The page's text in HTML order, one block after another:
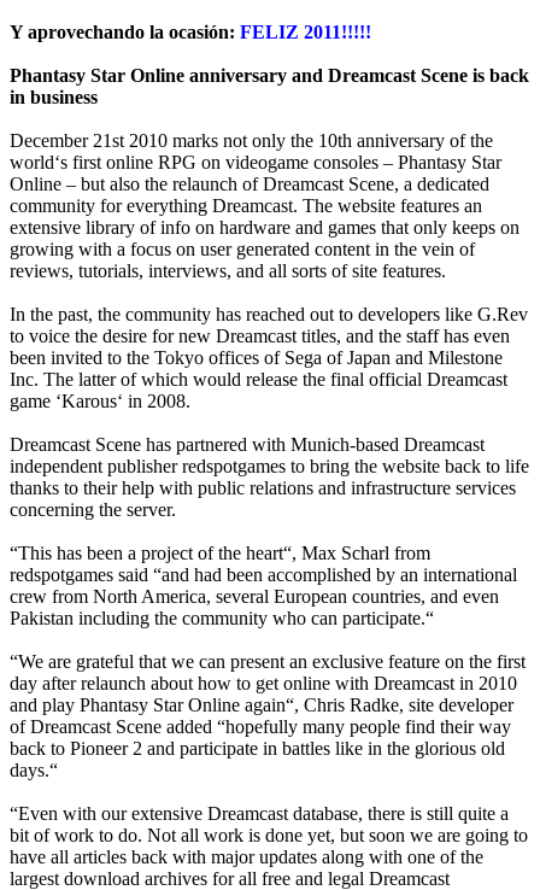
Y aprovechando la ocasión: FELIZ 2011!!!!!
Phantasy Star Online anniversary and Dreamcast Scene is back
in business
December 21st 2010 marks not only the 10th anniversary of the
world‘s first online RPG on videogame consoles – Phantasy Star
Online – but also the relaunch of Dreamcast Scene, a dedicated
community for everything Dreamcast. The website features an
extensive library of info on hardware and games that only keeps on
growing with a focus on user generated content in the vein of
reviews, tutorials, interviews, and all sorts of site features.
In the past, the community has reached out to developers like G.Rev
to voice the desire for new Dreamcast titles, and the staff has even
been invited to the Tokyo offices of Sega of Japan and Milestone
Inc. The latter of which would release the final official Dreamcast
game ‘Karous‘ in 2008.
Dreamcast Scene has partnered with Munich-based Dreamcast
independent publisher redspotgames to bring the website back to life
thanks to their help with public relations and infrastructure services
concerning the server.
“This has been a project of the heart“, Max Scharl from
redspotgames said “and had been accomplished by an international
crew from North America, several European countries, and even
Pakistan including the community who can participate.“
“We are grateful that we can present an exclusive feature on the first
day after relaunch about how to get online with Dreamcast in 2010
and play Phantasy Star Online again“, Chris Radke, site developer
of Dreamcast Scene added “hopefully many people find their way
back to Pioneer 2 and participate in battles like in the glorious old
days.“
“Even with our extensive Dreamcast database, there is still quite a
bit of work to do. Not all work is done yet, but soon we are going to
have all articles back with major updates along with one of the
largest download archives for all free and legal Dreamcast